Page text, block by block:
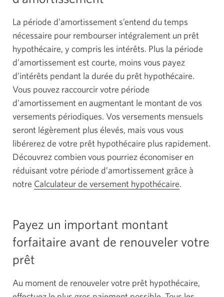
La période d’amortissement s’entend du temps
nécessaire pour rembourser intégralement un prêt
hypothécaire, y compris les intérêts. Plus la période
d’amortissement est courte, moins vous payez
d’intérêts pendant la durée du prêt hypothécaire.
Vous pouvez raccourcir votre période
d’amortissement en augmentant le montant de vos
versements périodiques. Vos versements mensuels
seront légèrement plus élevés, mais vous vous
libérerez de votre prêt hypothécaire plus rapidement.
Découvrez combien vous pourriez économiser en
réduisant votre période d’amortissement grâce à
notre Calculateur de versement hypothécaire.
Payez un important montant
forfaitaire avant de renouveler votre
prêt
Au moment de renouveler votre prêt hypothécaire,